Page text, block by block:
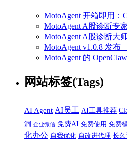
MotoAgent 开箱即用：
MotoAgent A股诊断专
MotoAgent A股诊断大
MotoAgent v1.0.8 发布
MotoAgent 的
网站标签(Tags)
AI Agent AI员工 AI工具推荐
洞 企业微信 免费AI 免费使用 免费
化办公 自我优化 自改进代理 长